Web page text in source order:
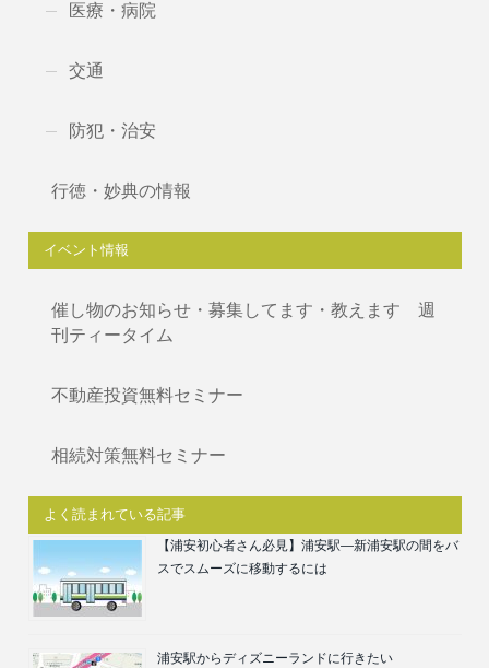
医療・病院
交通
防犯・治安
行徳・妙典の情報
イベント情報
催し物のお知らせ・募集してます・教えます 週
刊ティータイム
不動産投資無料セミナー
相続対策無料セミナー
よく読まれている記事
【浦安初心者さん必見】浦安駅―新浦安駅の間をバ
スでスムーズに移動するには
浦安駅からディズニーランドに行きたい